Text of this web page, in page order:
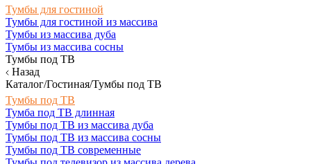
Тумбы для гостиной
Тумбы для гостиной из массива
Тумбы из массива дуба
Тумбы из массива сосны
Тумбы под ТВ
Назад
Каталог/Гостиная/Тумбы под ТВ
Тумбы под ТВ
Тумба под ТВ длинная
Тумбы под ТВ из массива дуба
Тумбы под ТВ из массива сосны
Тумбы под ТВ современные